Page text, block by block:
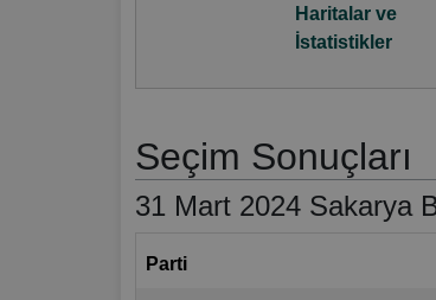
Haritalar ve
İstatistikler
Seçim Sonuçları
31 Mart 2024 Sakarya
Parti